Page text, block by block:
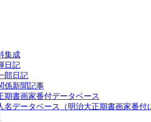
集成
日記
郎日記
係新聞記事
期書画家番付データベース
名データベース（明治大正期書画家番付